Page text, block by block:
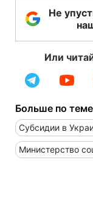
Не
Или
Больше по
Субсидии в
Министерство